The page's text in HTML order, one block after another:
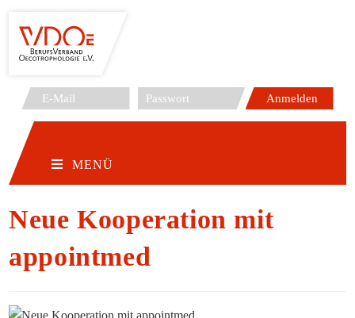
Inhalt
springen
MENÜ
Neue Kooperation mit
appointmed